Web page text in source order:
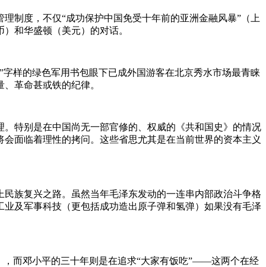
制度，不仅“成功保护中国免受十年前的亚洲金融风暴”（上
和华盛顿（美元）的对话。
样的绿色军用书包眼下已成外国游客在北京秀水市场最青睐
革命甚或铁的纪律。
特别是在中国尚无一部官修的、权威的《共和国史》的情况
面临着理性的拷问。 这些省思尤其是在当前世界的资本主义
族复兴之路。虽然当年毛泽东发动的一连串内部政治斗争格
及军事科技（更包括成功造出原子弹和氢弹）如果没有毛泽
，而邓小平的三十年则是在追求“大家有饭吃”——这两个在经